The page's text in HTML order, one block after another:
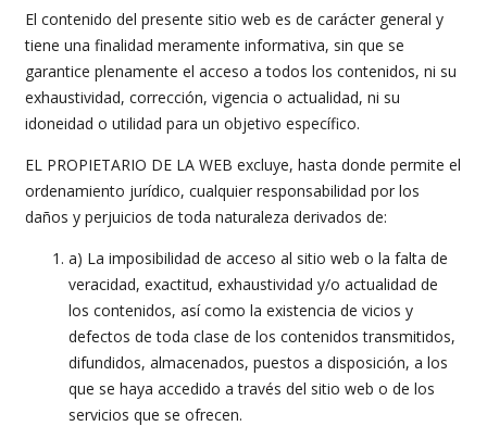
El contenido del presente sitio web es de carácter general y
tiene una finalidad meramente informativa, sin que se
garantice plenamente el acceso a todos los contenidos, ni su
exhaustividad, corrección, vigencia o actualidad, ni su
idoneidad o utilidad para un objetivo específico.
EL PROPIETARIO DE LA WEB excluye, hasta donde permite el
ordenamiento jurídico, cualquier responsabilidad por los
daños y perjuicios de toda naturaleza derivados de:
a) La imposibilidad de acceso al sitio web o la falta de
veracidad, exactitud, exhaustividad y/o actualidad de
los contenidos, así como la existencia de vicios y
defectos de toda clase de los contenidos transmitidos,
difundidos, almacenados, puestos a disposición, a los
que se haya accedido a través del sitio web o de los
servicios que se ofrecen.